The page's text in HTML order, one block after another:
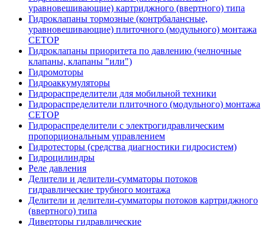
уравновешивающие) картриджного (ввертного) типа
Гидроклапаны тормозные (контрбалансные,
уравновешивающие) плиточного (модульного) монтажа
CETOP
Гидроклапаны приоритета по давлению (челночные
клапаны, клапаны "или")
Гидромоторы
Гидроаккумуляторы
Гидрораспределители для мобильной техники
Гидрораспределители плиточного (модульного) монтажа
СЕТОР
Гидрораспределители с электрогидравлическим
пропорциональным управлением
Гидротесторы (средства диагностики гидросистем)
Гидроцилиндры
Реле давления
Делители и делители-сумматоры потоков
гидравлические трубного монтажа
Делители и делители-сумматоры потоков картриджного
(ввертного) типа
Диверторы гидравлические